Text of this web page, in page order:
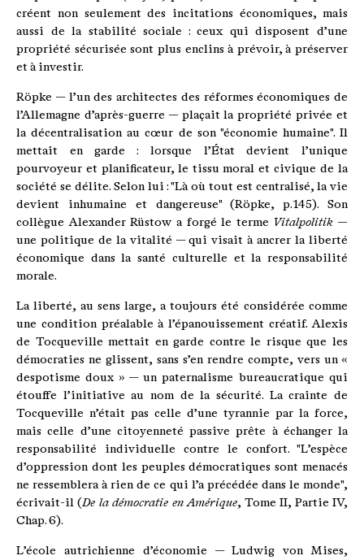
créent non seulement des incitations économiques, mais
aussi de la stabilité sociale : ceux qui disposent d’une
propriété sécurisée sont plus enclins à prévoir, à préserver
et à investir.
Röpke — l’un des architectes des réformes économiques de
l’Allemagne d’après-guerre — plaçait la propriété privée et
la décentralisation au cœur de son "économie humaine". Il
mettait en garde : lorsque l’État devient l’unique
pourvoyeur et planificateur, le tissu moral et civique de la
société se délite. Selon lui : "Là où tout est centralisé, la vie
devient inhumaine et dangereuse" (Röpke, p. 145). Son
collègue Alexander Rüstow a forgé le terme Vitalpolitik —
une politique de la vitalité — qui visait à ancrer la liberté
économique dans la santé culturelle et la responsabilité
morale.
La liberté, au sens large, a toujours été considérée comme
une condition préalable à l’épanouissement créatif. Alexis
de Tocqueville mettait en garde contre le risque que les
démocraties ne glissent, sans s’en rendre compte, vers un «
despotisme doux » — un paternalisme bureaucratique qui
étouffe l’initiative au nom de la sécurité. La crainte de
Tocqueville n’était pas celle d’une tyrannie par la force,
mais celle d’une citoyenneté passive prête à échanger la
responsabilité individuelle contre le confort. "L’espèce
d’oppression dont les peuples démocratiques sont menacés
ne ressemblera à rien de ce qui l’a précédée dans le monde",
écrivait-il (De la démocratie en Amérique, Tome II, Partie IV,
Chap. 6).
L’école autrichienne d’économie — Ludwig von Mises,